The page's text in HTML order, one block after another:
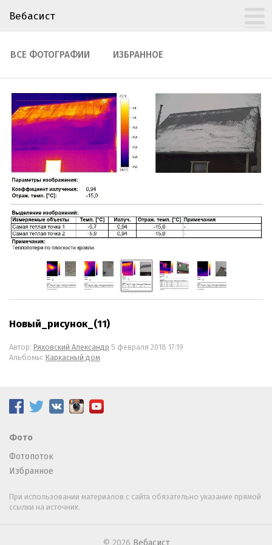
Вебасист
ВСЕ ФОТОГРАФИИ ИЗБРАННОЕ
Новый_рисунок_(11)
Автор: Ряховский Александр 5 февраля 2018 17:19
Альбомы: Каркасный дом
Фото
Фотопоток
Избранное
При использовании материалов с сайта обязательно указание прямой
ссылки на источник.
© 2026 Вебасист